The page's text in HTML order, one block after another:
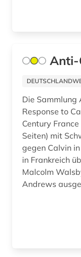
autorin (1)
ayurveda (1)
bach (10)
Anti-
Die Sammlung
Response to
Century
Seiten) mit
gegen Calvin
in Frankreich
Malcolm
Andrews